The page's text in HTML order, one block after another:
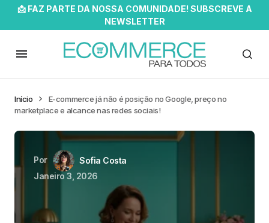
📩 FAZ PARTE DA NOSSA COMUNIDADE! SUBSCREVE A
NEWSLETTER
Início
E-commerce já não é posição no Google, preço no
marketplace e alcance nas redes sociais!
Por
Sofia Costa
Janeiro 3, 2026